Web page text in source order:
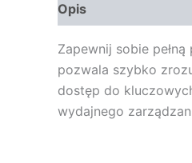
Opis
Zapewnij sobie
pozwala szybko
dostęp do
wydajnego